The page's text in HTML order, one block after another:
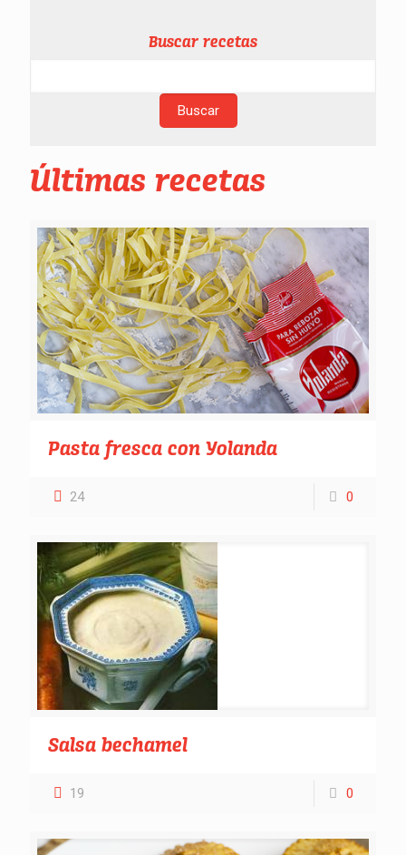
Buscar recetas
Últimas recetas
Pasta fresca con Yolanda
24 0
Salsa bechamel
19 0